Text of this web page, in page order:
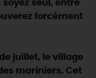
soyez seul, entre
forcément
juillet, le village
mariniers. Cet